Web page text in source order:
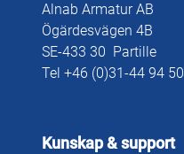
Alnab Armatur AB
Ögärdesvägen 4B
SE-433 30 Partille
Tel +46 (0)31-44 94 50
Kunskap & support